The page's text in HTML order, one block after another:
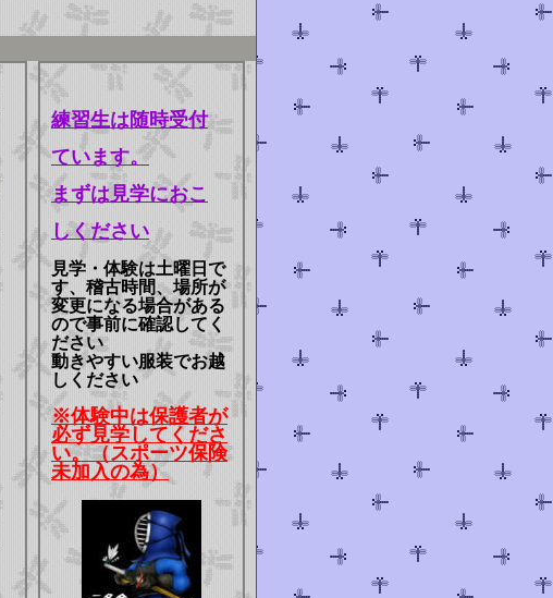
にちは！ ありが うご い た！ よ
練習生は随時受付
ています。
まずは見学におこ
しください
見学・体験は土曜日で
す、稽古時間、場所が
変更になる場合がある
ので事前に確認してく
ださい
動きやすい服装でお越
しください
※体験中は保護者が
必ず見学してくださ
い。（スポーツ保険
未加入の為）